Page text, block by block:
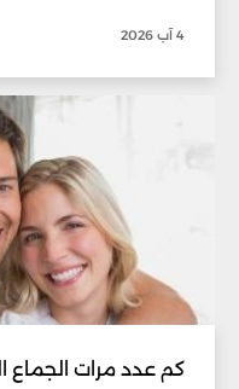
4 آب 2026
كم عدد مرات الجماع